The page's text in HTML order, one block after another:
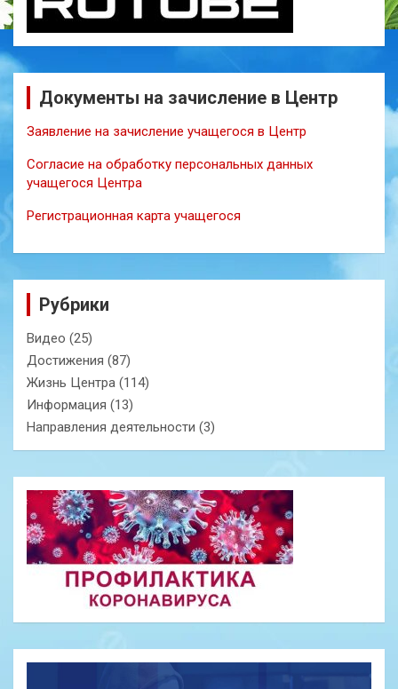
Документы на зачисление в Центр
Заявление на зачисление учащегося в Центр
Согласие на обработку персональных данных
учащегося Центра
Регистрационная карта учащегося
Рубрики
Видео (25)
Достижения (87)
Жизнь Центра (114)
Информация (13)
Направления деятельности (3)